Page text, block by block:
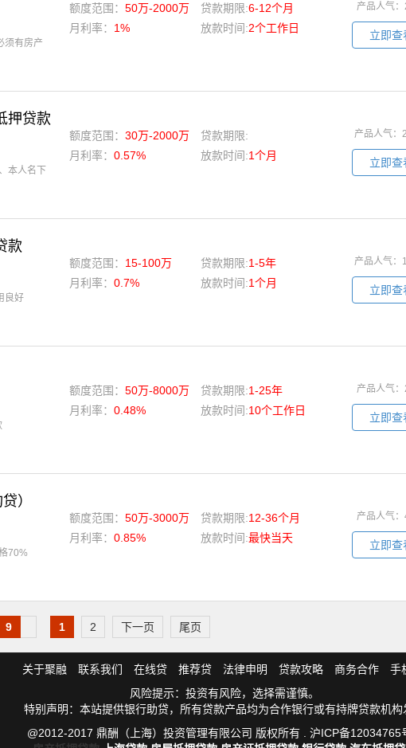
须有房产
额度范围： 50万-2000万 贷款期限:6-12个月
月利率： 1% 放款时间:2个工作日
产品人气：
立即查
押贷款
本人名下
额度范围： 30万-2000万
贷款期限:
月利率： 0.57% 放款时间:1个月
产品人气：
立即查
款
良好
额度范围： 15-100万 贷款期限:1-5年
月利率： 0.7% 放款时间:1个月
产品人气：
立即查
额度范围： 50万-8000万 贷款期限:1-25年
月利率： 0.48% 放款时间:10个工作日
产品人气：
立即查
）
70%
额度范围： 50万-3000万 贷款期限:12-36个月
月利率： 0.85% 放款时间:最快当天
产品人气：
立即查
9 1 2 下一页 尾页
关于聚融 联系我们 在线贷 推荐贷 法律申明 贷款攻略 商务合作
手
风险提示：投资有风险，选择需谨慎。
特别声明：本站提供银行助贷，所有贷款产品均为合作银行或有持牌贷款机构
@2012-2017 鼎酬（上海）投资管理有限公司 版权所有 . 沪ICP备12034765